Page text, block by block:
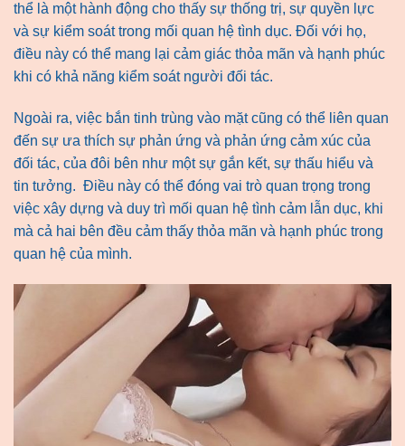
thể là một hành động cho thấy sự thống trị, sự quyền lực
và sự kiểm soát trong mối quan hệ tình dục. Đối với họ,
điều này có thể mang lại cảm giác thỏa mãn và hạnh phúc
khi có khả năng kiểm soát người đối tác.
Ngoài ra, việc bắn tinh trùng vào mặt cũng có thể liên quan
đến sự ưa thích sự phản ứng và phản ứng cảm xúc của
đối tác, của đôi bên như một sự gắn kết, sự thấu hiểu và
tin tưởng. Điều này có thể đóng vai trò quan trọng trong
việc xây dựng và duy trì mối quan hệ tình cảm lẫn dục, khi
mà cả hai bên đều cảm thấy thỏa mãn và hạnh phúc trong
quan hệ của mình.